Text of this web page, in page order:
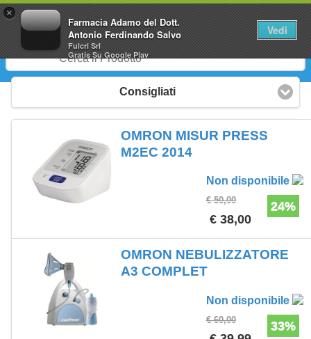
×
Farmacia Adamo del Dott.
Antonio Ferdinando Salvo
Fulcri Srl
GratisSu Google Play
Vedi
0
Consigliati
OMRON MISUR PRESS
M2EC 2014
Non disponibile
24%
€ 50,00
€ 38,00
OMRON NEBULIZZATORE
A3 COMPLET
Non disponibile
33%
€ 60,00